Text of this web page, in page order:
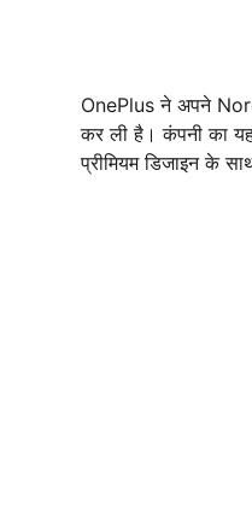
OnePlus ने अपने
कर ली है। कंपनी का यह
प्रीमियम डिजाइन के